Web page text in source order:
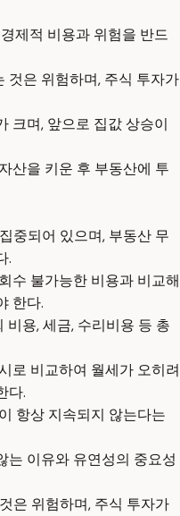
제적 비용과 위험을 반드
것은 위험하며, 주식 투자가
크며, 앞으로 집값 상승이
산을 키운 후 부동산에 투
중되어 있으며, 부동산 무
.
수 불가능한 비용과 비교해
한다.
비용, 세금, 수리비용 등 총
로 비교하여 월세가 오히려
다.
항상 지속되지 않는다는
는 이유와 유연성의 중요성
은 위험하며, 주식 투자가